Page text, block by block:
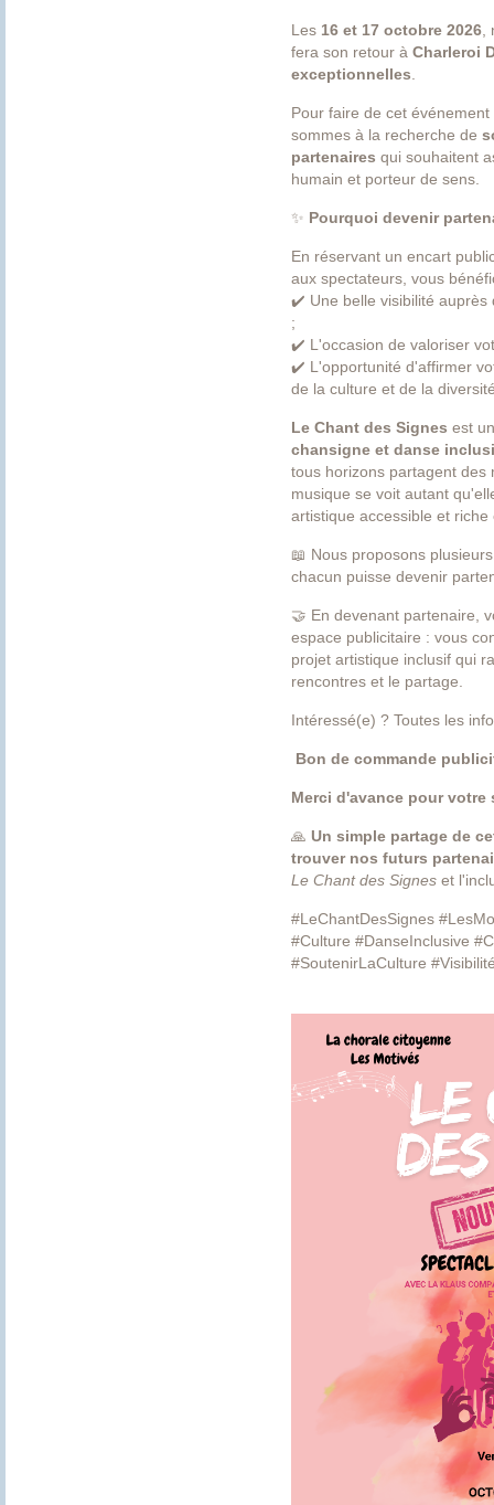
Les 16 et 17 octobre 2026,
fera son retour à Charleroi
exceptionnelles.
Pour faire de cet
sommes à la recherche de
partenaires qui souhaitent
humain et porteur de sens.
✨ Pourquoi devenir
En réservant un encart
aux spectateurs, vous
✔️ Une belle visibilité auprès
;
✔️ L'occasion de valoriser
✔️ L'opportunité d'affirmer
de la culture et de la
Le Chant des Signes est
chansigne et danse
tous horizons partagent des
musique se voit autant
artistique accessible et riche
📖 Nous proposons
chacun puisse devenir
🤝 En devenant partenaire,
espace publicitaire : vous
projet artistique inclusif qui
rencontres et le partage.
Intéressé(e) ? Toutes les
Bon de commande
Merci d'avance pour votre
🙏 Un simple partage de
trouver nos futurs
Le Chant des Signeset
#LeChantDesSignes
#Culture #DanseInclusive
#SoutenirLaCulture